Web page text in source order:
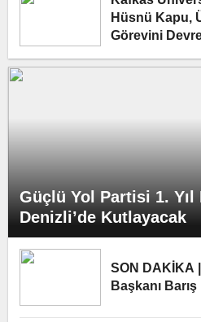
Hüsnü Kapu,
Görevini
Güçlü Yol Partisi 1. Yıl
Denizli’de Kutlayacak
SON DAKİKA
Başkanı